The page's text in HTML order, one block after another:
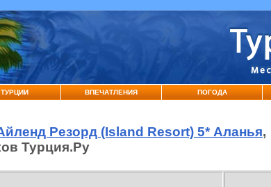
ВПЕЧАТЛЕНИЯ ПОГОДА
Резорд (Island Resort) 5* Аланья,
Турция.Ру